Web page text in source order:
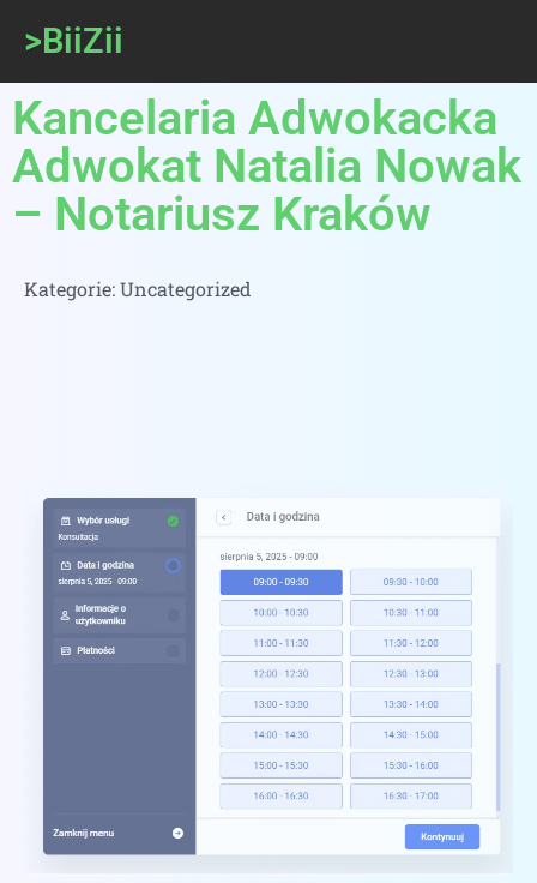
>BiiZii
Kancelaria Adwokacka
Adwokat Natalia Nowak
– Notariusz Kraków
Kategorie:Uncategorized